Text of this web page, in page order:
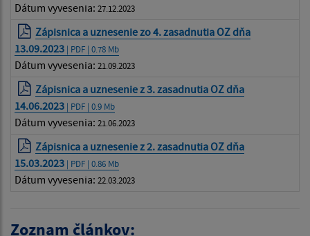
Dátum vyvesenia: 27.12.2023
Zápisnica a uznesenie zo 4. zasadnutia OZ dňa
13.09.2023 | PDF | 0.78 Mb
Dátum vyvesenia: 21.09.2023
Zápisnica a uznesenie z 3. zasadnutia OZ dňa
14.06.2023 | PDF | 0.9 Mb
Dátum vyvesenia: 21.06.2023
Zápisnica a uznesenie z 2. zasadnutia OZ dňa
15.03.2023 | PDF | 0.86 Mb
Dátum vyvesenia: 22.03.2023
Zoznam článkov: